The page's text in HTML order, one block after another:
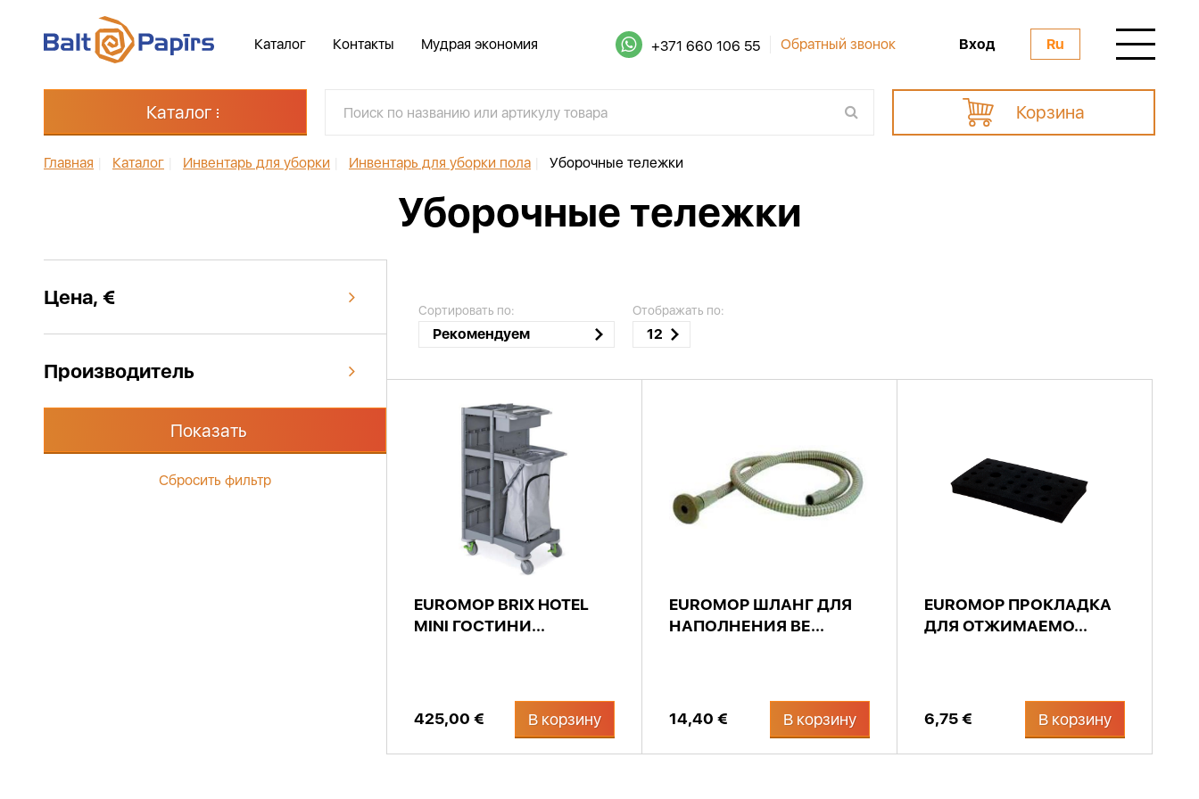
Каталог Контакты Мудрая экономия +371 660 106 55 Обратный звонок Вход Ru
Каталог Корзина
Главная Каталог Инвентарь для уборки Инвентарь для уборки пола Уборочные тележки
Уборочные тележки
Цена, €
Производитель
Показать
Сбросить фильтр
Сортировать по:
Рекомендуем
Отображать по:
12
EUROMOP BRIX HOTEL
MINI ГОСТИНИ...
425,00 € В корзину
EUROMOP ШЛАНГ ДЛЯ
НАПОЛНЕНИЯ ВЕ...
14,40 € В корзину
EUROMOP ПРОКЛАДКА
ДЛЯ ОТЖИМАЕМО...
6,75 € В корзину